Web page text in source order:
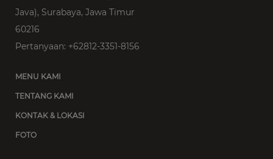
Java), Surabaya, Jawa Timur
60216
Pertanyaan: +62812-3351-8156
MENU KAMI
TENTANG KAMI
KONTAK & LOKASI
FOTO